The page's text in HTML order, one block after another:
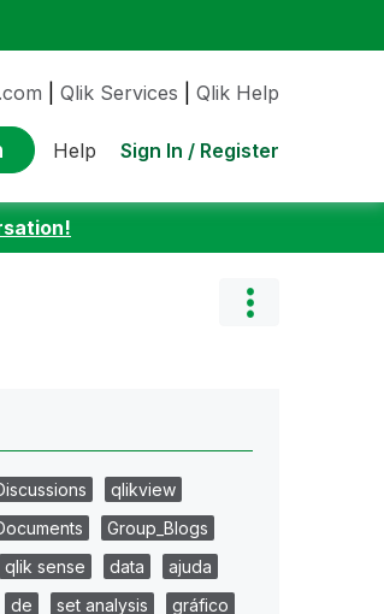
Qlik Services Qlik Help
Help Sign In / Register
qlikview
Group_Blogs
qlik sense data
ajuda
de set analysis
gráfico